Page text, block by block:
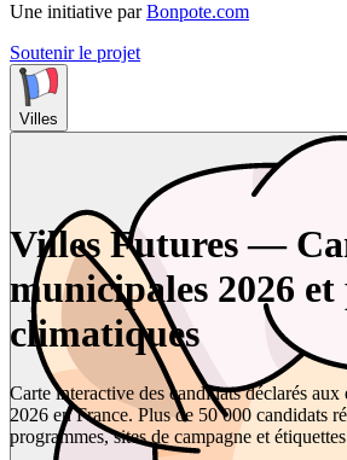
Une initiative par Bonpote.com
Soutenir le projet
Villes
Villes Futures —
municipales 2026
climatiques
Carte interactive des candidats déclarés
2026 en France. Plus de 50 000 candidats
programmes, sites de campagne et